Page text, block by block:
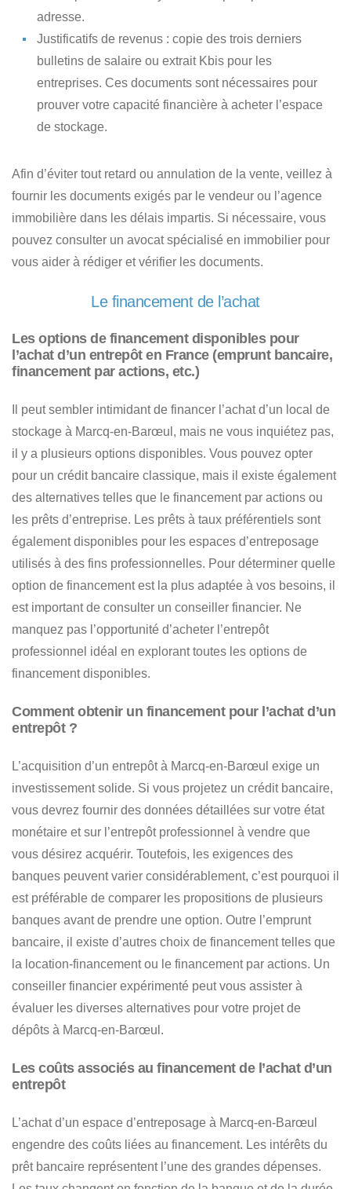
adresse.
Justificatifs de revenus : copie des trois derniers
bulletins de salaire ou extrait Kbis pour les
entreprises. Ces documents sont nécessaires pour
prouver votre capacité financière à acheter l’espace
de stockage.
Afin d’éviter tout retard ou annulation de la vente, veillez à
fournir les documents exigés par le vendeur ou l’agence
immobilière dans les délais impartis. Si nécessaire, vous
pouvez consulter un avocat spécialisé en immobilier pour
vous aider à rédiger et vérifier les documents.
Le financement de l’achat
Les options de financement disponibles pour
l’achat d’un entrepôt en France (emprunt bancaire,
financement par actions, etc.)
Il peut sembler intimidant de financer l’achat d’un local de
stockage à Marcq-en-Barœul , mais ne vous inquiétez pas,
il y a plusieurs options disponibles. Vous pouvez opter
pour un crédit bancaire classique, mais il existe également
des alternatives telles que le financement par actions ou
les prêts d’entreprise. Les prêts à taux préférentiels sont
également disponibles pour les espaces d’entreposage
utilisés à des fins professionnelles. Pour déterminer quelle
option de financement est la plus adaptée à vos besoins, il
est important de consulter un conseiller financier. Ne
manquez pas l’opportunité d’acheter l’entrepôt
professionnel idéal en explorant toutes les options de
financement disponibles.
Comment obtenir un financement pour l’achat d’un
entrepôt ?
L’acquisition d’un entrepôt à Marcq-en-Barœul exige un
investissement solide. Si vous projetez un crédit bancaire,
vous devrez fournir des données détaillées sur votre état
monétaire et sur l’entrepôt professionnel à vendre que
vous désirez acquérir. Toutefois, les exigences des
banques peuvent varier considérablement, c’est pourquoi il
est préférable de comparer les propositions de plusieurs
banques avant de prendre une option. Outre l’emprunt
bancaire, il existe d’autres choix de financement telles que
la location-financement ou le financement par actions. Un
conseiller financier expérimenté peut vous assister à
évaluer les diverses alternatives pour votre projet de
dépôts à Marcq-en-Barœul .
Les coûts associés au financement de l’achat d’un
entrepôt
L’achat d’un espace d’entreposage à Marcq-en-Barœul
engendre des coûts liées au financement. Les intérêts du
prêt bancaire représentent l’une des grandes dépenses.